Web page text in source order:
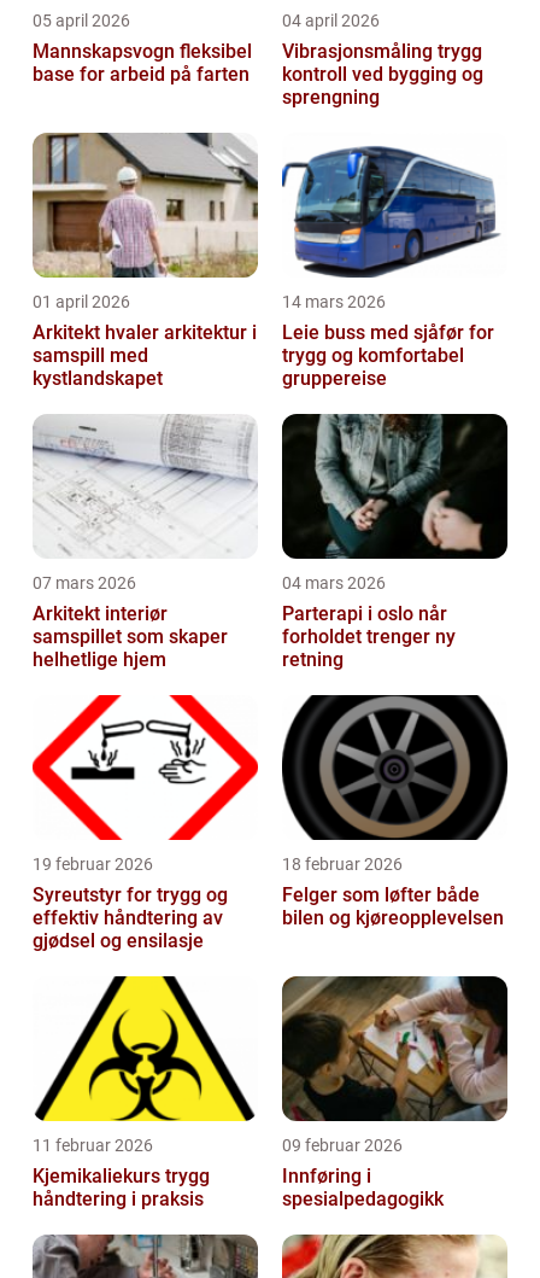
05 april 2026
Mannskapsvogn fleksibel
base for arbeid på farten
04 april 2026
Vibrasjonsmåling trygg
kontroll ved bygging og
sprengning
01 april 2026
Arkitekt hvaler arkitektur i
samspill med
kystlandskapet
14 mars 2026
Leie buss med sjåfør for
trygg og komfortabel
gruppereise
07 mars 2026
Arkitekt interiør
samspillet som skaper
helhetlige hjem
04 mars 2026
Parterapi i oslo når
forholdet trenger ny
retning
19 februar 2026
Syreutstyr for trygg og
effektiv håndtering av
gjødsel og ensilasje
18 februar 2026
Felger som løfter både
bilen og kjøreopplevelsen
11 februar 2026
Kjemikaliekurs trygg
håndtering i praksis
09 februar 2026
Innføring i
spesialpedagogikk